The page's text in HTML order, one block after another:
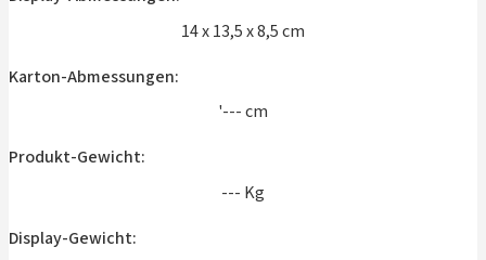
14 x 13,5 x 8,5 cm
Karton-Abmessungen:
'--- cm
Produkt-Gewicht:
--- Kg
Display-Gewicht: